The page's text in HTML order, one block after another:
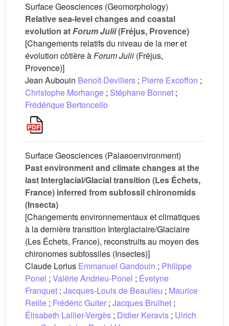
Surface Geosciences (Geomorphology)
Relative sea-level changes and coastal
evolution atForum Julii(Fréjus, Provence)
[Changements relatifs du niveau de la mer et
évolution côtière àForum Julii (Fréjus,
Provence)]
Jean Aubouin Benoît Devillers ; Pierre Excoffon ;
Christophe Morhange ; Stéphane Bonnet ;
Frédérique Bertoncello
Surface Geosciences (Palaeoenvironment)
Past environment and climate changes at the
last Interglacial/Glacial transition (Les Échets,
France) inferred from subfossil chironomids
(Insecta)
[Changements environnementaux et climatiques
à la dernière transition Interglaciaire/Glaciaire
(Les Échets, France), reconstruits au moyen des
chironomes subfossiles (Insectes)]
Claude Lorius Emmanuel Gandouin ; Philippe
Ponel ; Valérie Andrieu-Ponel ; Évelyne
Franquet ; Jacques-Louis de Beaulieu ; Maurice
Reille ; Frédéric Guiter ; Jacques Brulhet ;
Élisabeth Lallier-Vergès ; Didier Keravis ; Ulrich